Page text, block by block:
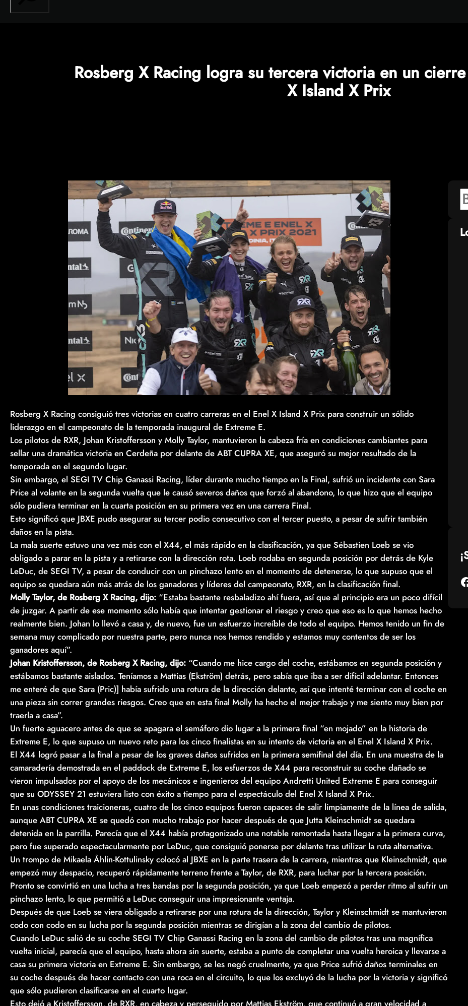
Rosberg X Racing logra su tercera victoria en un
X Island X Prix
Rosberg X Racing consiguió tres victorias en cuatro carreras en el Enel X Island X Prix para construir un sólido
liderazgo en el campeonato de la temporada inaugural de Extreme E.
Los pilotos de RXR, Johan Kristoffersson y Molly Taylor, mantuvieron la cabeza fría en condiciones cambiantes para
sellar una dramática victoria en Cerdeña por delante de ABT CUPRA XE, que aseguró su mejor resultado de la
temporada en el segundo lugar.
Sin embargo, el SEGI TV Chip Ganassi Racing, líder durante mucho tiempo en la Final, sufrió un incidente con Sara
Price al volante en la segunda vuelta que le causó severos daños que forzó al abandono, lo que hizo que el equipo
sólo pudiera terminar en la cuarta posición en su primera vez en una carrera Final.
Esto significó que JBXE pudo asegurar su tercer podio consecutivo con el tercer puesto, a pesar de sufrir también
daños en la pista.
La mala suerte estuvo una vez más con el X44, el más rápido en la clasificación, ya que Sébastien Loeb se vio
obligado a parar en la pista y a retirarse con la dirección rota. Loeb rodaba en segunda posición por detrás de Kyle
LeDuc, de SEGI TV, a pesar de conducir con un pinchazo lento en el momento de detenerse, lo que supuso que el
equipo se quedara aún más atrás de los ganadores y líderes del campeonato, RXR, en la clasificación final.
Molly Taylor, de Rosberg X Racing, dijo: “Estaba bastante resbaladizo ahí fuera, así que al principio era un poco difícil
de juzgar. A partir de ese momento sólo había que intentar gestionar el riesgo y creo que eso es lo que hemos hecho
realmente bien. Johan lo llevó a casa y, de nuevo, fue un esfuerzo increíble de todo el equipo. Hemos tenido un fin de
semana muy complicado por nuestra parte, pero nunca nos hemos rendido y estamos muy contentos de ser los
ganadores aquí”.
Johan Kristoffersson, de Rosberg X Racing, dijo: “Cuando me hice cargo del coche, estábamos en segunda posición y
estábamos bastante aislados. Teníamos a Mattias (Ekström) detrás, pero sabía que iba a ser difícil adelantar. Entonces
me enteré de que Sara (Pric)] había sufrido una rotura de la dirección delante, así que intenté terminar con el coche en
una pieza sin correr grandes riesgos. Creo que en esta final Molly ha hecho el mejor trabajo y me siento muy bien por
traerla a casa”.
Un fuerte aguacero antes de que se apagara el semáforo dio lugar a la primera final “en mojado” en la historia de
Extreme E, lo que supuso un nuevo reto para los cinco finalistas en su intento de victoria en el Enel X Island X Prix.
El X44 logró pasar a la final a pesar de los graves daños sufridos en la primera semifinal del día. En una muestra de la
camaradería demostrada en el paddock de Extreme E, los esfuerzos de X44 para reconstruir su coche dañado se
vieron impulsados por el apoyo de los mecánicos e ingenieros del equipo Andretti United Extreme E para conseguir
que su ODYSSEY 21 estuviera listo con éxito a tiempo para el espectáculo del Enel X Island X Prix.
En unas condiciones traicioneras, cuatro de los cinco equipos fueron capaces de salir limpiamente de la línea de salida,
aunque ABT CUPRA XE se quedó con mucho trabajo por hacer después de que Jutta Kleinschmidt se quedara
detenida en la parrilla. Parecía que el X44 había protagonizado una notable remontada hasta llegar a la primera curva,
pero fue superado espectacularmente por LeDuc, que consiguió ponerse por delante tras utilizar la ruta alternativa.
Un trompo de Mikaela Åhlin-Kottulinsky colocó al JBXE en la parte trasera de la carrera, mientras que Kleinschmidt, que
empezó muy despacio, recuperó rápidamente terreno frente a Taylor, de RXR, para luchar por la tercera posición.
Pronto se convirtió en una lucha a tres bandas por la segunda posición, ya que Loeb empezó a perder ritmo al sufrir un
pinchazo lento, lo que permitió a LeDuc conseguir una impresionante ventaja.
Después de que Loeb se viera obligado a retirarse por una rotura de la dirección, Taylor y Kleinschmidt se mantuvieron
codo con codo en su lucha por la segunda posición mientras se dirigían a la zona del cambio de pilotos.
Cuando LeDuc salió de su coche SEGI TV Chip Ganassi Racing en la zona del cambio de pilotos tras una magnífica
vuelta inicial, parecía que el equipo, hasta ahora sin suerte, estaba a punto de completar una vuelta heroica y llevarse a
casa su primera victoria en Extreme E. Sin embargo, se les negó cruelmente, ya que Price sufrió daños terminales en
su coche después de hacer contacto con una roca en el circuito, lo que los excluyó de la lucha por la victoria y significó
que sólo pudieron clasificarse en el cuarto lugar.
Esto dejó a Kristoffersson, de RXR, en cabeza y perseguido por Mattias Ekström, que continuó a gran velocidad a
S
e
Facebook